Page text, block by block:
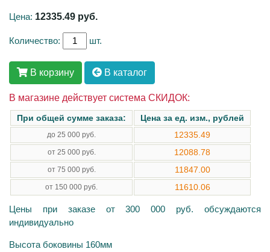
Цена: 12335.49 руб.
Количество: шт.
В корзину В каталог
В магазине действует система СКИДОК:
При общей сумме заказа: Цена за ед. изм., рублей
до 25 000 руб. 12335.49
от 25 000 руб. 12088.78
от 75 000 руб. 11847.00
от 150 000 руб. 11610.06
Цены при заказе от 300 000 руб. обсуждаются
индивидуально
Высота боковины 160мм